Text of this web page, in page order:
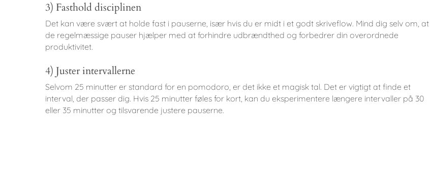
3) Fasthold disciplinen
Det kan være svært at holde fast i pauserne, især hvis du er midt i et godt skriveflow. Mind dig selv om, at
de regelmæssige pauser hjælper med at forhindre udbrændthed og forbedrer din overordnede
produktivitet.
4) Juster intervallerne
Selvom 25 minutter er standard for en pomodoro, er det ikke et magisk tal. Det er vigtigt at finde et
interval, der passer dig. Hvis 25 minutter føles for kort, kan du eksperimentere længere intervaller på 30
eller 35 minutter og tilsvarende justere pauserne.